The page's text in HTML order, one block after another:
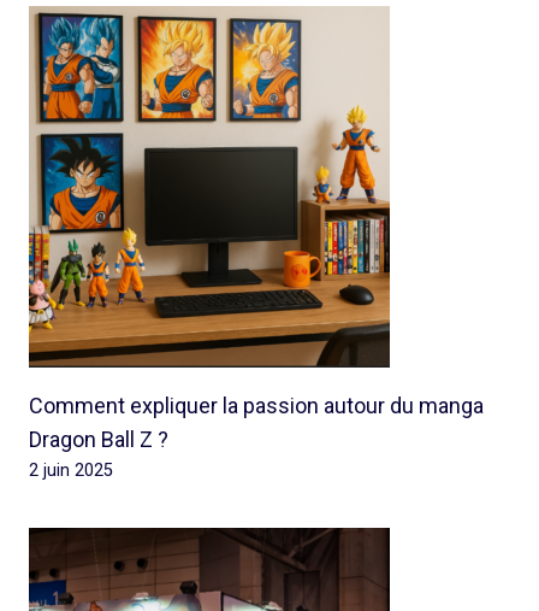
Comment expliquer la passion autour du manga
Dragon Ball Z ?
2 juin 2025